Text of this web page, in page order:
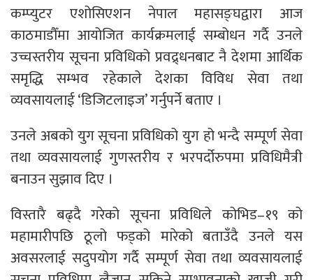
कम्प्युटर एशोसिएशन नेपाल महासङ्घद्वारा आज
काठमाडौँमा आयोजित कार्यक्रमलाई सम्बोधन गर्दै उनले
उच्चस्तरीय सूचना प्रविधिको प्रवद्र्धनबाट नै देशमा आर्थिक
समृद्धि सम्भव रहेकाले देशका विविध सेवा तथा
व्यवसायलाई ‘डिजिटलाइज’ गर्नुपर्ने बताए ।
उनले अबको युग सूचना प्रविधिको युग हो भन्दै सम्पूर्ण सेवा
तथा व्यवसायलाई गुणस्तरीय र भरपर्दोरुपमा प्रविधिमैत्री
बनाउन सुझाव दिए ।
विस्तारै बढ्दै गरेको सूचना प्रविधिले कोभिड–१९ को
महामारीपछि ठूलो फड्को मारेको बताउँदै उनले यस
अवसरलाई सदुपयोग गर्दै सम्पूर्ण सेवा तथा व्यवसायलाई